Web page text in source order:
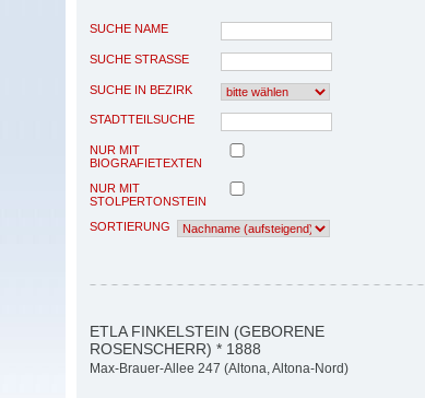
SUCHE NAME
SUCHE STRASSE
SUCHE IN BEZIRK
STADTTEILSUCHE
NUR MIT
BIOGRAFIETEXTEN
NUR MIT
STOLPERTONSTEIN
SORTIERUNG
ETLA FINKELSTEIN (GEBORENE
ROSENSCHERR) * 1888
Max-Brauer-Allee 247 (Altona, Altona-Nord)